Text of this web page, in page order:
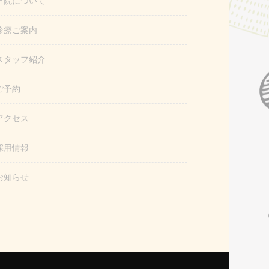
療ご案内
タッフ紹介
予約
クセス
用情報
知らせ